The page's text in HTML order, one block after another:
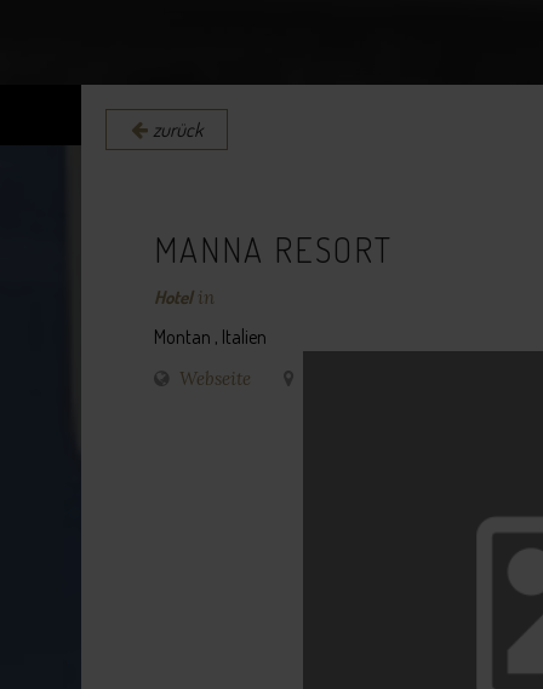
zurück
MANNA RESORT
Hotelin
Montan , Italien
Webseite